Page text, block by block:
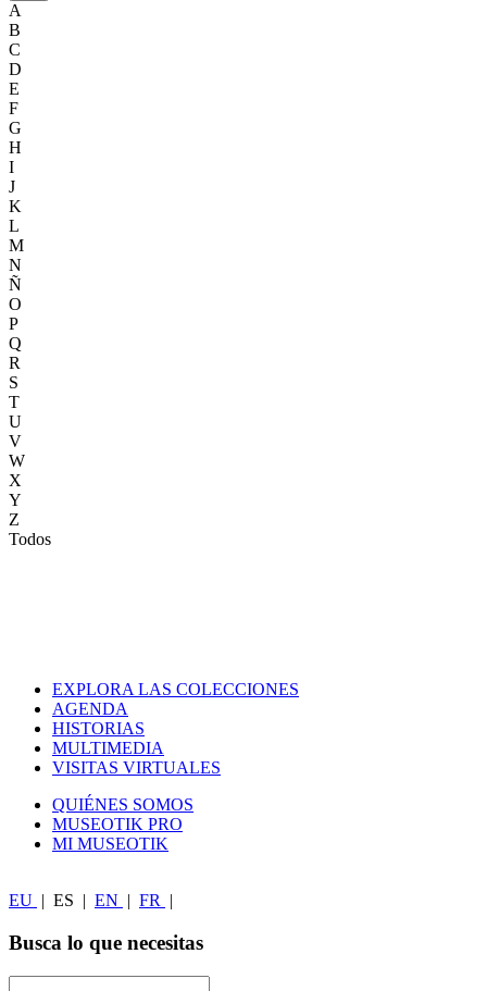
A
B
C
D
E
F
G
H
I
J
K
L
M
N
Ñ
O
P
Q
R
S
T
U
V
W
X
Y
Z
Todos
EXPLORA LAS COLECCIONES
AGENDA
HISTORIAS
MULTIMEDIA
VISITAS VIRTUALES
QUIÉNES SOMOS
MUSEOTIK PRO
MI MUSEOTIK
EU ES EN FR
Busca lo que necesitas